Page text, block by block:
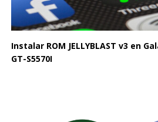
Instalar ROM JELLYBLAST v3 en
GT-S5570I